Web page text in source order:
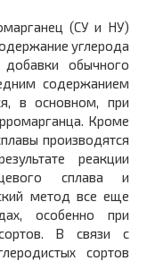
(СУ и НУ)
углерода
обычного
содержанием
в основном, при
Кроме
производятся
реакции
сплава и
метод все еще
особенно при
сортов. В связи с
сортов